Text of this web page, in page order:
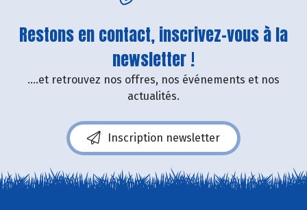
Restons en contact, inscrivez-vous à la
newsletter !
....et retrouvez nos offres, nos événements et nos
actualités.
Inscription newsletter